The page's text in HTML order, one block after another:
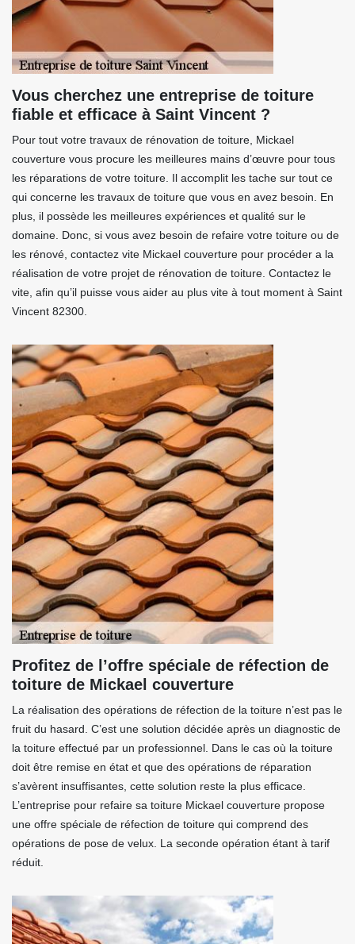
Vous cherchez une entreprise de toiture
fiable et efficace à Saint Vincent ?
Pour tout votre travaux de rénovation de toiture, Mickael
couverture vous procure les meilleures mains d’œuvre pour tous
les réparations de votre toiture. Il accomplit les tache sur tout ce
qui concerne les travaux de toiture que vous en avez besoin. En
plus, il possède les meilleures expériences et qualité sur le
domaine. Donc, si vous avez besoin de refaire votre toiture ou de
les rénové, contactez vite Mickael couverture pour procéder a la
réalisation de votre projet de rénovation de toiture. Contactez le
vite, afin qu’il puisse vous aider au plus vite à tout moment à Saint
Vincent 82300.
Profitez de l’offre spéciale de réfection de
toiture de Mickael couverture
La réalisation des opérations de réfection de la toiture n’est pas le
fruit du hasard. C’est une solution décidée après un diagnostic de
la toiture effectué par un professionnel. Dans le cas où la toiture
doit être remise en état et que des opérations de réparation
s’avèrent insuffisantes, cette solution reste la plus efficace.
L’entreprise pour refaire sa toiture Mickael couverture propose
une offre spéciale de réfection de toiture qui comprend des
opérations de pose de velux. La seconde opération étant à tarif
réduit.